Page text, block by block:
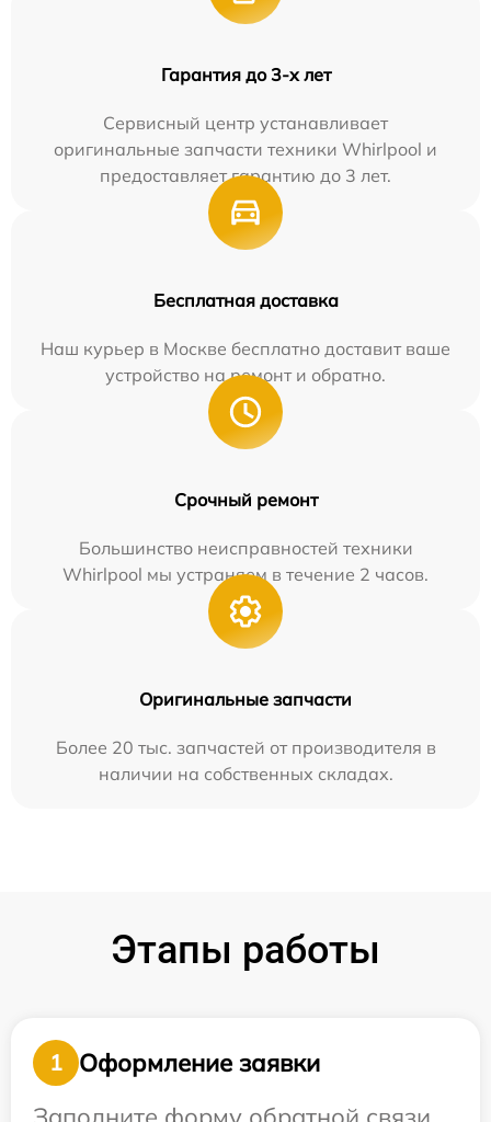
Гарантия до 3-х лет
Сервисный центр устанавливает
оригинальные запчасти техники Whirlpool и
предоставляет гарантию до 3 лет.
Бесплатная доставка
Наш курьер в Москве бесплатно доставит ваше
устройство на ремонт и обратно.
Срочный ремонт
Большинство неисправностей техники
Whirlpool мы устраняем в течение 2 часов.
Оригинальные запчасти
Более 20 тыс. запчастей от производителя в
наличии на собственных складах.
Этапы работы
1
Оформление заявки